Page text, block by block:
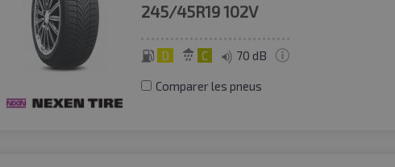
245/45R19102V
D C 70 dB
Comparer les pneus